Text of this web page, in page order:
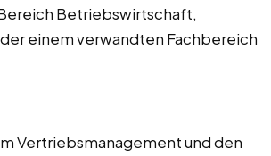
Betriebswirtschaft,
einem verwandten Fachbereich
Vertriebsmanagement und den